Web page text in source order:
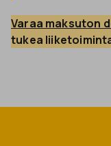
Varaa maksuton
tukea